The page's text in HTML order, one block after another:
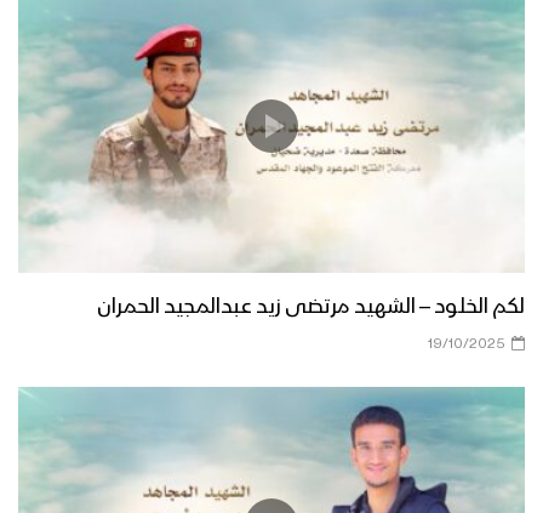
لكم الخلود – الشهيد مرتضى زيد عبدالمجيد الحمران
19/10/2025